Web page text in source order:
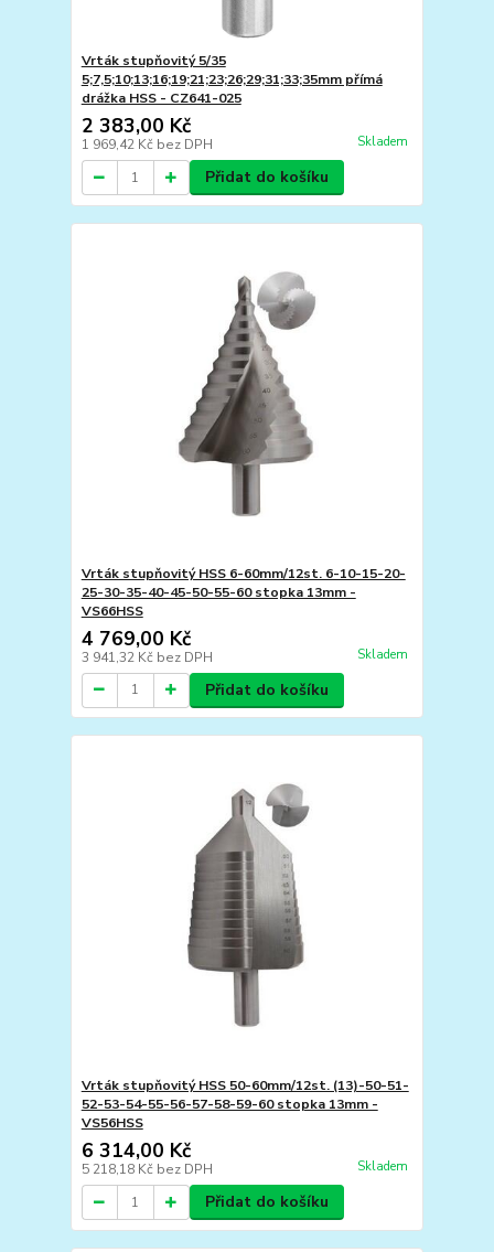
Vrták stupňovitý 5/35
5;7,5;10;13;16;19;21;23;26;29;31;33;35mm přímá
drážka HSS - CZ641-025
2 383,00 Kč
1 969,42 Kč bez DPH Skladem
Přidat do košíku
Vrták stupňovitý HSS 6-60mm/12st. 6-10-15-20-
25-30-35-40-45-50-55-60 stopka 13mm -
VS66HSS
4 769,00 Kč
3 941,32 Kč bez DPH Skladem
Přidat do košíku
Vrták stupňovitý HSS 50-60mm/12st. (13)-50-51-
52-53-54-55-56-57-58-59-60 stopka 13mm -
VS56HSS
6 314,00 Kč
5 218,18 Kč bez DPH Skladem
Přidat do košíku